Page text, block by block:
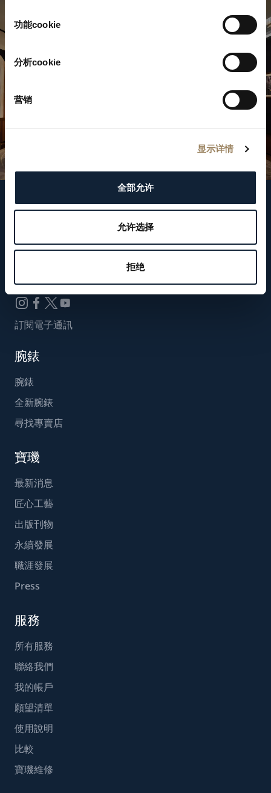
功能cookie
分析cookie
营销
显示详情
全部允许
允许选择
拒绝
關注我們
WeChat ID
Breguet_China
訂閱電子通訊
腕錶
腕錶
全新腕錶
尋找專賣店
寶璣
最新消息
匠心工藝
出版刊物
永續發展
職涯發展
Press
服務
所有服務
聯絡我們
我的帳戶
願望清單
使用說明
比較
寶璣維修